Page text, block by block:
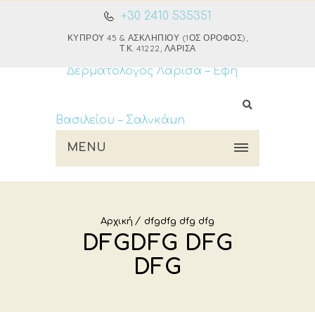
+30 2410 535351
ΚΎΠΡΟΥ 45 & ΑΣΚΛΗΠΙΟΎ (1ΟΣ ΌΡΟΦΟΣ),
Τ.Κ. 41222, ΛΆΡΙΣΑ
MENU
Αρχική dfgdfg dfg dfg
DFGDFG DFG
DFG